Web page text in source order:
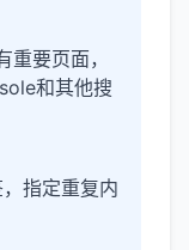
要页面，
和其他搜
指定重复内